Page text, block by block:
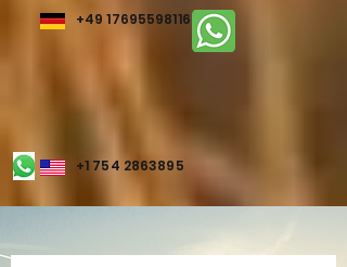
+49 17695598116
+1 754 2863895